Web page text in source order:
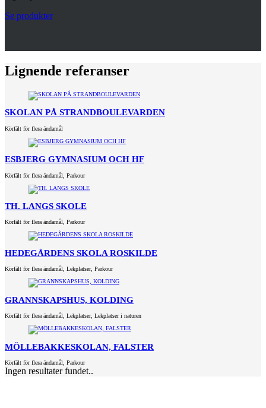
Se produkter
Lignende referanser
SKOLAN PÅ STRANDBOULEVARDEN
Körfält för flera ändamål
ESBJERG GYMNASIUM OCH HF
Körfält för flera ändamål Parkour
TH. LANGS SKOLE
Körfält för flera ändamål, Parkour
HEDEGÅRDENS SKOLA ROSKILDE
Körfält för flera ändamål, Lekplatser, Parkour
GRANNSKAPSHUS, KOLDING
Körfält för flera ändamål Lekplatser, Lekplatser i naturen
MÖLLEBAKKESKOLAN, FALSTER
Körfält för flera ändamål Parkour
Ingen resultater fundet..